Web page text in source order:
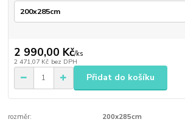
2 990,00 Kč/ks
2 471,07 Kč bez DPH
Přidat do košíku
rozměr:
200x285cm